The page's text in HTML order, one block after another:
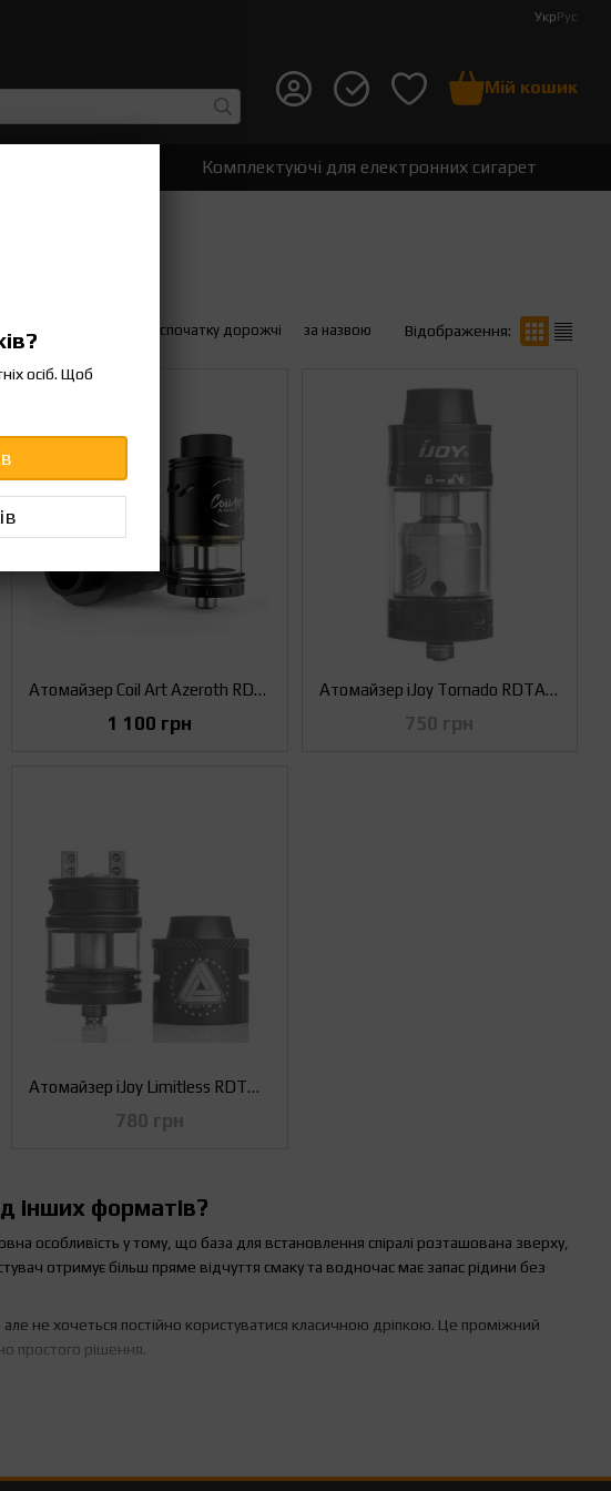
УкрРус
Мій кошик
Комплектуючі для електронних сигарет
спочатку дорожчі за назвою Відображення:
інших форматів?
особливість у тому, що база для встановлення спіралі розташована зверху,
отримує більш пряме відчуття смаку та водночас має запас рідини без
не хочеться постійно користуватися класичною дріпкою. Це проміжний
простого рішення.
вейп-пристроями та хочуть перейти на більш керований обслуговуваний
Атомайзер Coil Art Azeroth RDTA (Оригінал) Чорний
1 100 грн
Атомайзер iJoy Tornado RDTA (Оригінал) Чорний
750 грн
Атомайзер iJoy Limitless RDTA (Оригінал) Чорний
780 грн
осіб. Щоб